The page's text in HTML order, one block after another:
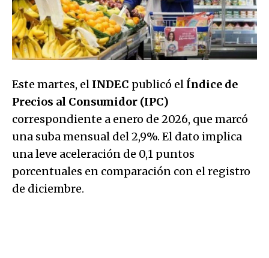
Este martes, el INDEC publicó el Índice de
Precios al Consumidor (IPC)
correspondiente a enero de 2026, que marcó
una suba mensual del 2,9%. El dato implica
una leve aceleración de 0,1 puntos
porcentuales en comparación con el registro
de diciembre.